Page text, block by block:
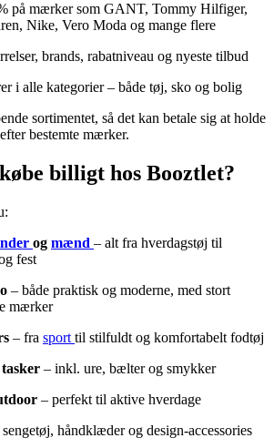
på mærker som GANT, Tommy Hilfiger,
Nike, Vero Moda og mange flere
brands, rabatniveau og nyeste tilbud
i alle kategorier – både tøj, sko og bolig
sortimentet, så det kan betale sig at holde
bestemte mærker.
billigt hos Booztlet?
og mænd – alt fra hverdagstøj til
fest
– både praktisk og moderne, med stort
mærker
– fra sport til stilfuldt og komfortabelt fodtøj
tasker – inkl. ure, bælter og smykker
– perfekt til aktive hverdage
sengetøj, håndklæder og design-accessories